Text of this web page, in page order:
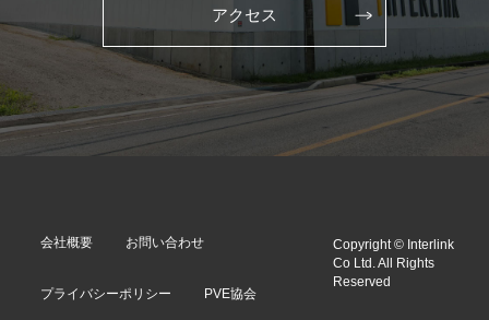
アクセス
会社概要 お問い合わせ
プライバシーポリシー PVE協会
Copyright © Interlink
Co Ltd. All Rights
Reserved